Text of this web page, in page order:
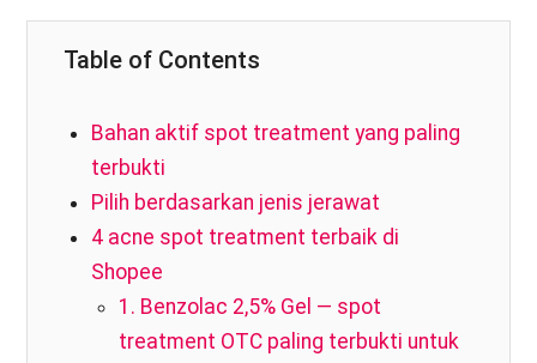
Table of Contents
Bahan aktif spot treatment yang paling
terbukti
Pilih berdasarkan jenis jerawat
4 acne spot treatment terbaik di
Shopee
1. Benzolac 2,5% Gel — spot
treatment OTC paling terbukti untuk